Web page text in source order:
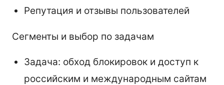
Репутация и отзывы пользователей
Сегменты и выбор по задачам
Задача: обход блокировок и доступ к
российским и международным сайтам